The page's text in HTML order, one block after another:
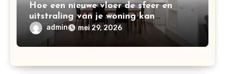
Hoe een nieuwe vloer de sfeer en
uitstraling van je woning kan
verbeteren
admin mei 29, 2026